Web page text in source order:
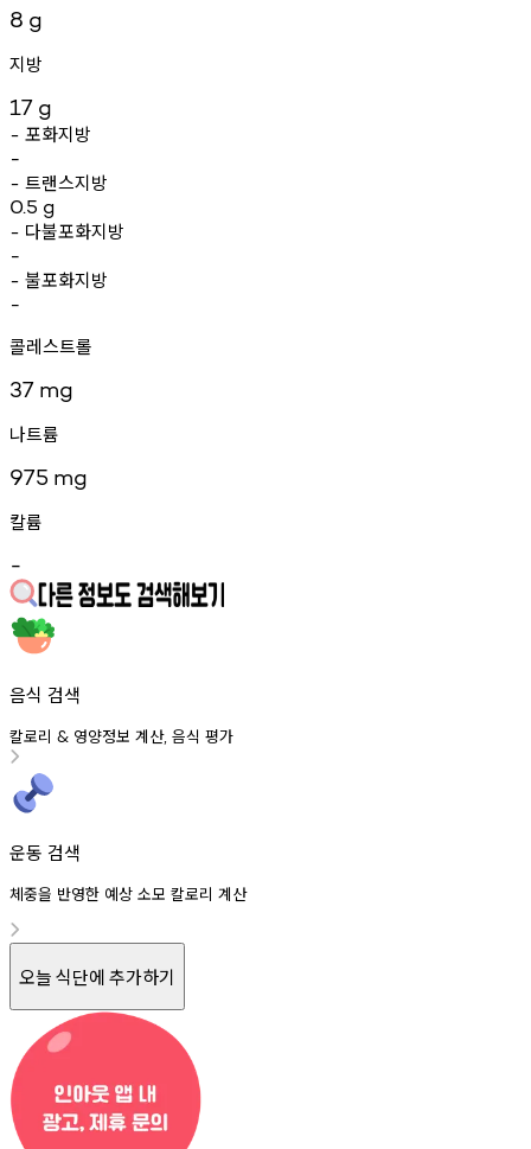
8 g
지방
17 g
- 포화지방
-
- 트랜스지방
0.5 g
- 다불포화지방
-
- 불포화지방
-
콜레스트롤
37 mg
나트륨
975 mg
칼륨
-
음식 검색
칼로리 & 영양정보 계산, 음식 평가
운동 검색
체중을 반영한 예상 소모 칼로리 계산
오늘 식단에 추가하기